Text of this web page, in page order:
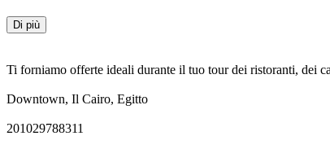
Di più
Ti forniamo offerte ideali durante il tuo tour dei ristoranti, dei
Downtown, Il Cairo, Egitto
201029788311